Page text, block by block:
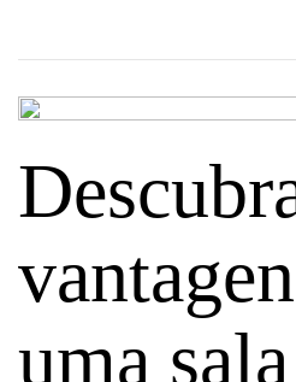
uma sala